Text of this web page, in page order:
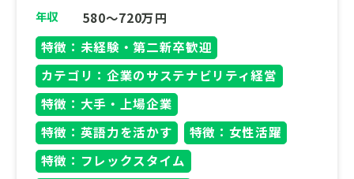
年収
580～720万円
特徴：未経験・第二新卒歓迎
カテゴリ：企業のサステナビリティ経営
特徴：大手・上場企業
特徴：英語力を活かす
特徴：女性活躍
特徴：フレックスタイム